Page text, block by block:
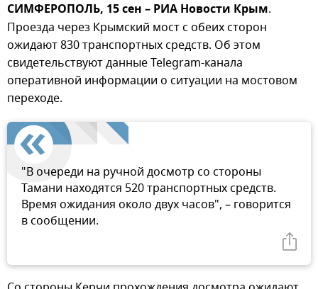
СИМФЕРОПОЛЬ, 15 сен – РИА Новости Крым.
Проезда через Крымский мост с обеих сторон
ожидают 830 транспортных средств. Об этом
свидетельствуют данные Telegram-канала
оперативной информации о ситуации на мостовом
переходе.
"В очереди на ручной досмотр со стороны
Тамани находятся 520 транспортных средств.
Время ожидания около двух часов", – говорится
в сообщении.